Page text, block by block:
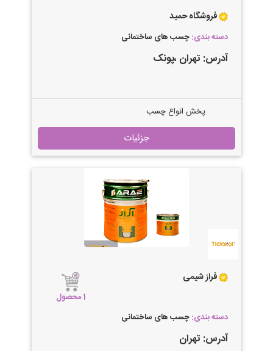
فروشگاه حمید
دسته بندی:چسب های ساختمانی
آدرس: تهران ،پونک
پخش انواع چسب
جزئیات
فراز شیمی
1 محصول
دسته بندی:چسب های ساختمانی
آدرس: تهران